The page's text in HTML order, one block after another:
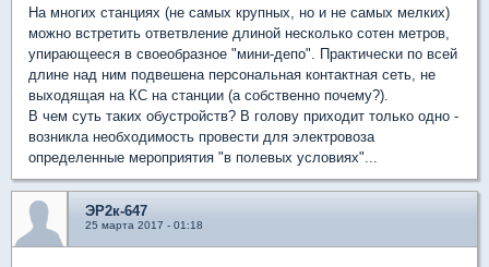
На многих станциях (не самых крупных, но и не самых мелких)
можно встретить ответвление длиной несколько сотен метров,
упирающееся в своеобразное "мини-депо". Практически по всей
длине над ним подвешена персональная контактная сеть, не
выходящая на КС на станции (а собственно почему?).
В чем суть таких обустройств? В голову приходит только одно -
возникла необходимость провести для электровоза
определенные мероприятия "в полевых условиях"...
ЭР2к-647
25 марта 2017 - 01:18